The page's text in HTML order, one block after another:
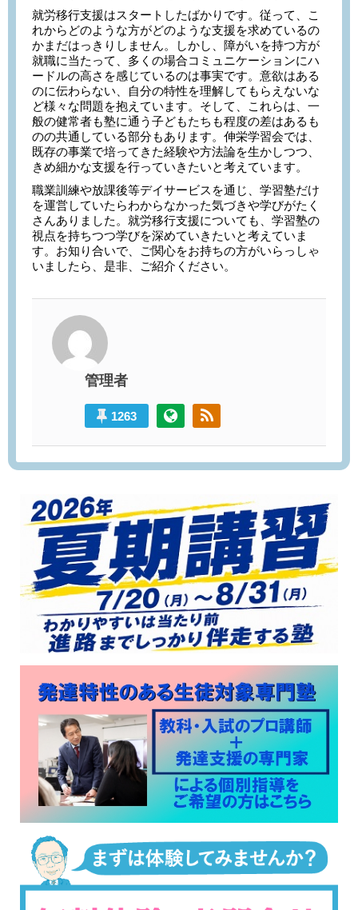
就労移行支援はスタートしたばかりです。従って、こ
れからどのような方がどのような支援を求めているの
かまだはっきりしません。しかし、障がいを持つ方が
就職に当たって、多くの場合コミュニケーションにハ
ードルの高さを感じているのは事実です。意欲はある
のに伝わらない、自分の特性を理解してもらえないな
ど様々な問題を抱えています。そして、これらは、一
般の健常者も塾に通う子どもたちも程度の差はあるも
のの共通している部分もあります。伸栄学習会では、
既存の事業で培ってきた経験や方法論を生かしつつ、
きめ細かな支援を行っていきたいと考えています。
職業訓練や放課後等デイサービスを通じ、学習塾だけ
を運営していたらわからなかった気づきや学びがたく
さんありました。就労移行支援についても、学習塾の
視点を持ちつつ学びを深めていきたいと考えていま
す。お知り合いで、ご関心をお持ちの方がいらっしゃ
いましたら、是非、ご紹介ください。
管理者
1263